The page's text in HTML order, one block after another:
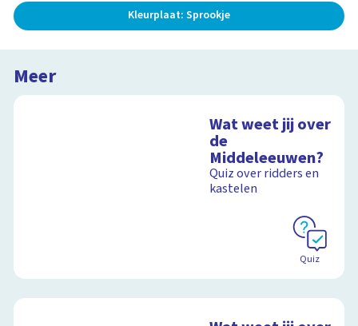
Kleurplaat: Sprookje
Meer
Wat weet jij over
de
Middeleeuwen?
Quiz over ridders en
kastelen
Quiz